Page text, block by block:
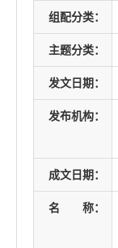
组配分类：
主题分类：
发文日期：
发布机构：
成文日期：
名 称：